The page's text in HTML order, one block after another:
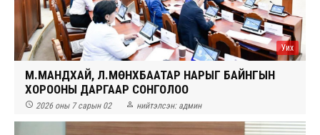
Уих
М.МАНДХАЙ, Л.МӨНХБААТАР НАРЫГ БАЙНГЫН
ХОРООНЫ ДАРГААР СОНГОЛОО
 2026 оны 7 сарын 02  нийтэлсэн: админ